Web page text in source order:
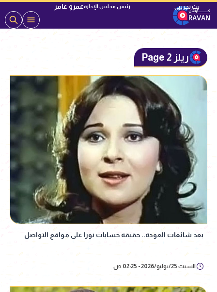
رئيس مجلس الإدارةعمرو عامر
ريلز Page 2
بعد شائعات العودة.. حقيقة حسابات نورا على مواقع التواصل
السبت 25/يوليو/2026 - 02:25 ص